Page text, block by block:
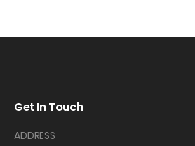
Get In Touch
ADDRESS